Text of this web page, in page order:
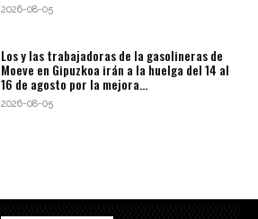
2026-08-05
Los y las trabajadoras de la gasolineras de
Moeve en Gipuzkoa irán a la huelga del 14 al
16 de agosto por la mejora...
2026-08-05